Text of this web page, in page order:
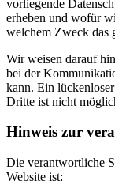
vorliegende
erheben und wofür
welchem Zweck das
Wir weisen darauf
bei der
kann. Ein
Dritte ist nicht
Hinweis zur
Die verantwortliche
Website ist: